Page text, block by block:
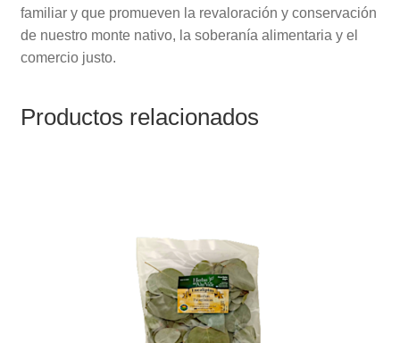
familiar y que promueven la revaloración y conservación
de nuestro monte nativo, la soberanía alimentaria y el
comercio justo.
Productos relacionados